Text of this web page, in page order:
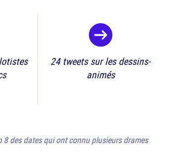
24 tweets sur les dessins-
animés
8 des dates qui ont connu plusieurs drames